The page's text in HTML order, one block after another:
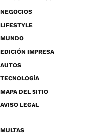
NEGOCIOS
LIFESTYLE
MUNDO
EDICIÓN IMPRESA
AUTOS
TECNOLOGÍA
MAPA DEL SITIO
AVISO LEGAL
MULTAS